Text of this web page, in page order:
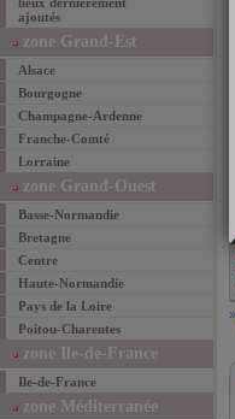
ajoutés
zone Grand-Est
Alsace
Bourgogne
Champagne-Ardenne
Franche-Comté
Lorraine
zone Grand-Ouest
Basse-Normandie
Bretagne
Centre
Haute-Normandie
Pays de la Loire
Poitou-Charentes
zone Ile-de-France
Ile-de-France
zone Méditerranée